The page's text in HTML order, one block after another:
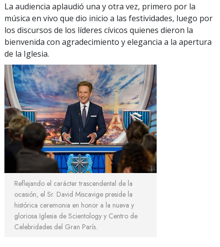
La audiencia aplaudió una y otra vez, primero por la
música en vivo que dio inicio a las festividades, luego por
los discursos de los líderes cívicos quienes dieron la
bienvenida con agradecimiento y elegancia a la apertura
de la Iglesia.
Reflejando el carácter trascendental de la
ocasión, el Sr. David Miscavige preside la
histórica ceremonia en honor a la nueva y
gloriosa Iglesia de Scientology y Centro de
Celebridades del Gran París.